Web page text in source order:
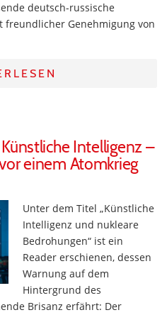
deutsch-russische
freundlicher Genehmigung von
Intelligenz –
einem Atomkrieg
Unter dem Titel „Künstliche
Intelligenz und nukleare
Bedrohungen“ ist ein
Reader erschienen, dessen
Warnung auf dem
Hintergrund des
Brisanz erfährt: Der